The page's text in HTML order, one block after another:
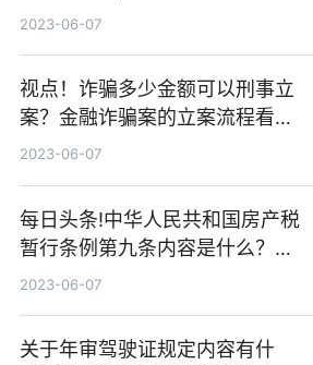
2023-06-07
视点！诈骗多少金额可以刑事立
案？金融诈骗案的立案流程看这
里
2023-06-07
每日头条!中华人民共和国房产税
暂行条例第九条内容是什么？房
产税是由什么征收的？
2023-06-07
关于年审驾驶证规定内容有什